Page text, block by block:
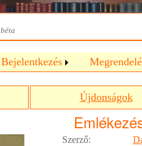
béta
Bejelentkezés
Újdonságok
Szerző: